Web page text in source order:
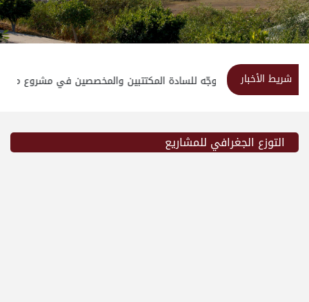
شريط الأخباراستبيان موجّه للسادة المكتتبين والمخصصين في مشروع
التوزع الجغرافي للمشاريع